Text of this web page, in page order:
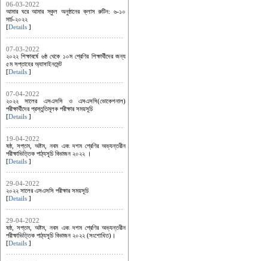
06-03-2022
আমার ঘরে আমার স্কুল অনুষ্ঠানের ক্লাস রুটিন: ৬-১০
মার্চ-২০২২
[Details ]
07-03-2022
২০২২ শিক্ষাবর্ষে ৬ষ্ঠ থেকে ১০ম শ্রেণির শিক্ষার্থীদের জন্য
৫ম সপ্তাহের অ্যাসাইনমেন্ট
[Details ]
07-04-2022
২০২২ সালের এসএসসি ও এসএসসি(ভোকেশনাল)
পরীক্ষার্থীদের প্রস্তুতিমূলক পরীক্ষার সময়সূচি
[Details ]
19-04-2022
ষষ্ঠ, সপ্তম, অষ্টম, নবম এবং দশম শ্রেণির অভ্যন্তরীন
পরীক্ষাভিত্তিক পাঠ্যসূচি বিভাজন ২০২২ ।
[Details ]
29-04-2022
২০২২ সালের এসএসসি পরীক্ষার সময়সূচি
[Details ]
29-04-2022
ষষ্ঠ, সপ্তম, অষ্টম, নবম এবং দশম শ্রেণির অভ্যন্তরীন
পরীক্ষাভিত্তিক পাঠ্যসূচি বিভাজন ২০২২ (সংশোধিত)।
[Details ]